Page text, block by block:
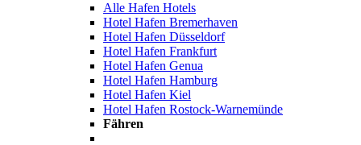
Alle Hafen Hotels
Hotel Hafen Bremerhaven
Hotel Hafen Düsseldorf
Hotel Hafen Frankfurt
Hotel Hafen Genua
Hotel Hafen Hamburg
Hotel Hafen Kiel
Hotel Hafen Rostock-Warnemünde
Fähren